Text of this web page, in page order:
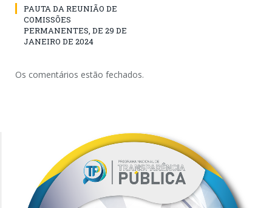
PAUTA DA REUNIÃO DE
COMISSÕES
PERMANENTES, DE 29 DE
JANEIRO DE 2024
Os comentários estão fechados.